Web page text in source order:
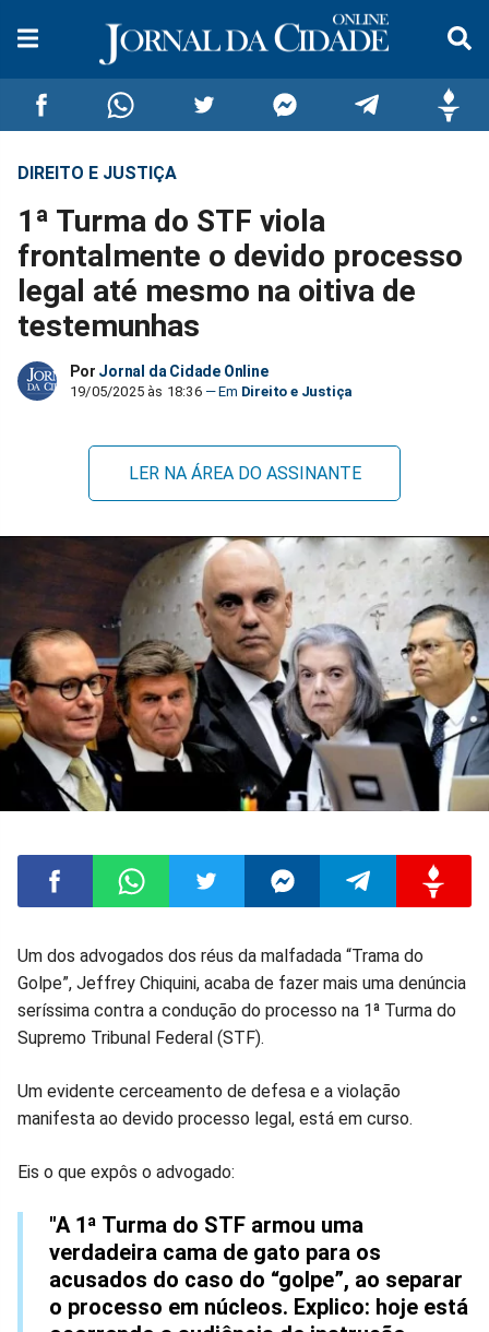
Compartilhar
no
Facebook
Compartilhar
no
Whatsapp
Compartilhar
no
Twitter
no
MessengerTelegram
DIREITO E JUSTIÇA
1ª Turma do STF viola
frontalmente o devido processo
legal até mesmo na oitiva de
testemunhas
Por Jornal da Cidade Online
19/05/2025 às 18:36 Direito e Justiça
LER NA ÁREA DO ASSINANTE
Compartilhar
no
Compartilhar
no
Compartilhar
no
Compartilhar
no
Compartilhar
no
no
Um dos advogados dos réus da malfadada “Trama do
Golpe”, Jeffrey Chiquini, acaba de fazer mais uma denúncia
seríssima contra a condução do processo na 1ª Turma do
Supremo Tribunal Federal (STF).
Um evidente cerceamento de defesa e a violação
manifesta ao devido processo legal, está em curso.
Eis o que expôs o advogado:
"A 1ª Turma do STF armou uma
verdadeira cama de gato para os
acusados do caso do “golpe”, ao separar
o processo em núcleos. Explico: hoje está